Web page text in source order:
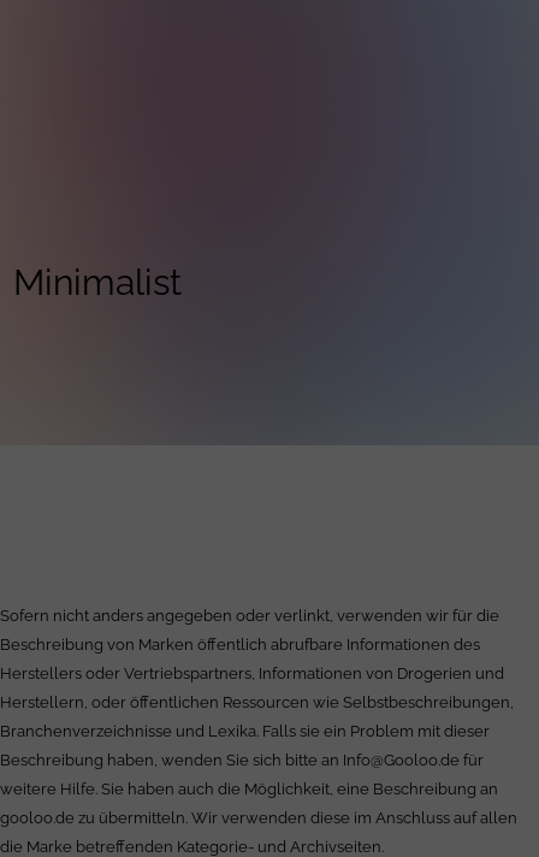
Minimalist
Sofern nicht anders angegeben oder verlinkt, verwenden wir für die
Beschreibung von Marken öffentlich abrufbare Informationen des
Herstellers oder Vertriebspartners, Informationen von Drogerien und
Herstellern, oder öffentlichen Ressourcen wie Selbstbeschreibungen,
Branchenverzeichnisse und Lexika. Falls sie ein Problem mit dieser
Beschreibung haben, wenden Sie sich bitte an Info@Gooloo.de für
weitere Hilfe. Sie haben auch die Möglichkeit, eine Beschreibung an
gooloo.de zu übermitteln. Wir verwenden diese im Anschluss auf allen
die Marke betreffenden Kategorie- und Archivseiten.